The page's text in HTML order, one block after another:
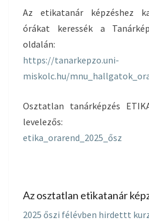
Az etikatanár képzéshez
órákat keressék a
oldalán:
https://tanarkepzo.uni-
miskolc.hu/
Osztatlan tanárképzés
levelezős:
etika_orarend_2025_ősz
Az osztatlan etikatanár
2025 őszi félévben hirdettt